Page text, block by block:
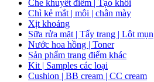
Che khuyết điểm | Tạo khối
Chì kẻ mắt | môi | chân mày
Xịt khoáng
Sữa rửa mặt | Tẩy trang | Lột mụn
Nước hoa hồng | Toner
Sản phẩm trang điểm khác
Kit | Samples các loại
Cushion | BB cream | CC cream